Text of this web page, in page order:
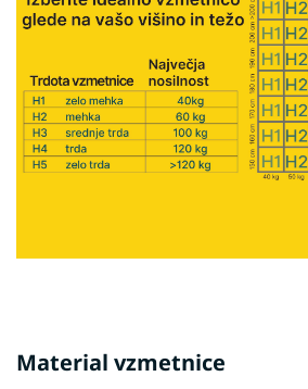
Material vzmetnice